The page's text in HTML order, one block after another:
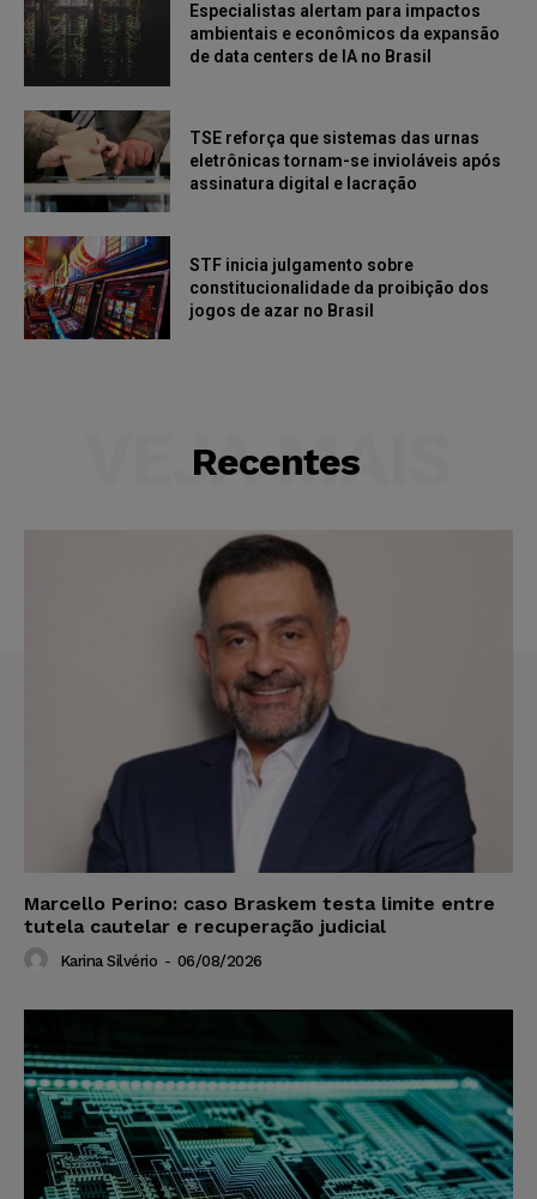
Especialistas alertam para impactos
ambientais e econômicos da expansão
de data centers de IA no Brasil
TSE reforça que sistemas das urnas
eletrônicas tornam-se invioláveis após
assinatura digital e lacração
STF inicia julgamento sobre
constitucionalidade da proibição dos
jogos de azar no Brasil
Recentes
VEJA MAIS
Marcello Perino: caso Braskem testa limite entre
tutela cautelar e recuperação judicial
Karina Silvério - 06/08/2026